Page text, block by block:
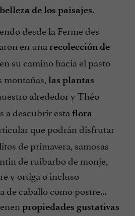
de los paisajes.
desde la Ferme des
en una recolección de
en su camino hacia el pasto
montañas, las plantas
alrededor y Théo
a descubrir esta flora
que podrán disfrutar
de primavera, samosas
de ruibarbo de monje,
y ortiga o incluso
de caballo como postre...
propiedades gustativas